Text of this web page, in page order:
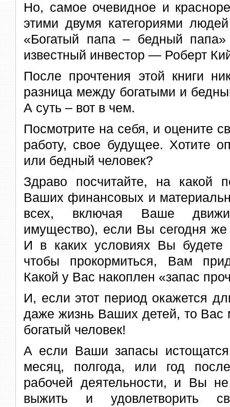
Но, самое очевидное и
этими двумя категориями
«Богатый папа – бедный
известный инвестор — Роберт
После прочтения этой книги
разница между богатыми и
А суть – вот в чем.
Посмотрите на себя, и оцените
работу, свое будущее. Хотите
или бедный человек?
Здраво посчитайте, на какой
Ваших финансовых и
всех, включая Ваше
имущество), если Вы сегодня же
И в каких условиях Вы будете
чтобы прокормиться, Вам
Какой у Вас накоплен «запас
И, если этот период окажется
даже жизнь Ваших детей, то Вас
богатый человек!
А если Ваши запасы
месяц, полгода, или год
рабочей деятельности, и Вы
выжить и удовлетворить